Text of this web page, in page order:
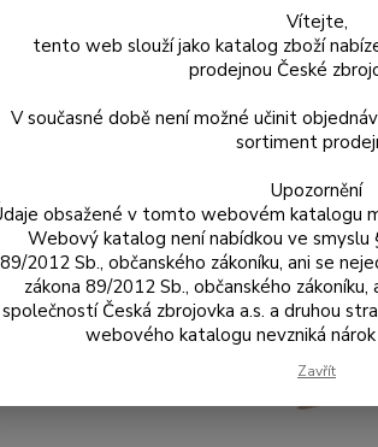
Vítejte,
tento web slouží jako katalog zboží
prodejnou České
V současné době není možné učinit
sortiment
Upozornění
obsažené v tomto webovém katalogu
Webový katalog není nabídkou ve
89/2012 Sb., občanského zákoníku, ani se
zákona 89/2012 Sb., občanského
společností Česká zbrojovka a.s. a druhou
webového katalogu nevzniká
Zavřít